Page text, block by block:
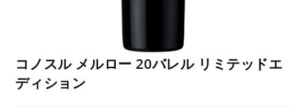
コノスル メルロー 20バレル リミテッドエ
ディション